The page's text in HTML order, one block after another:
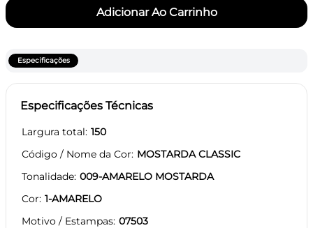
Especificações
Especificações Técnicas
Largura total 150
Código / Nome da Cor MOSTARDA CLASSIC
Tonalidade 009-AMARELO MOSTARDA
Cor 1-AMARELO
Motivo / Estampas 07503